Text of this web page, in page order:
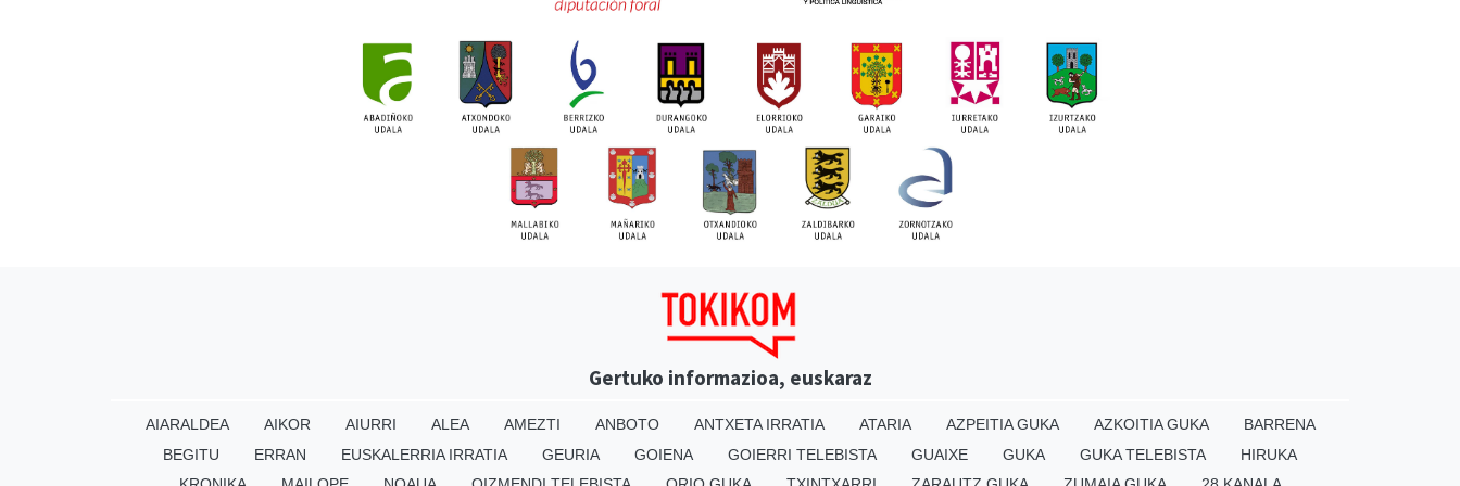
Gertuko informazioa, euskaraz
AIARALDEA AIKOR AIURRI ALEA AMEZTI ANBOTO ANTXETA IRRATIA ATARIA AZPEITIA GUKA AZKOITIA GUKA
BARRENA
BEGITU
ERRAN EUSKALERRIA IRRATIA GEURIA GOIENA GOIERRI TELEBISTA GUAIXE GUKA GUKA TELEBISTA
HIRUKA